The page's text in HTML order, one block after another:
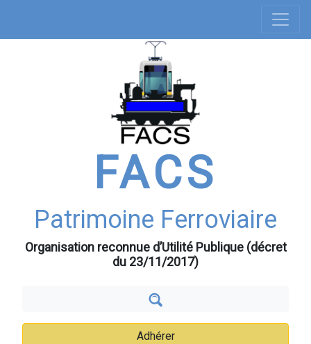
contenu
FACS
Patrimoine Ferroviaire
Organisation reconnue d’Utilité Publique (décret
du 23/11/2017)
Adhérer
principale